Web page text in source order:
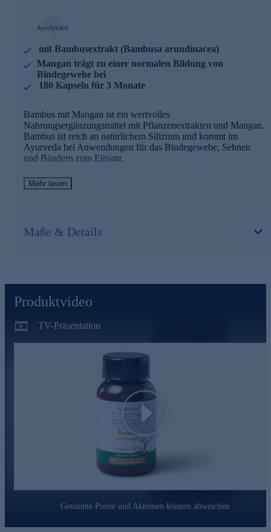
AyudaVital macht die Erfahrungen der ayurvedischen
AyudaVital ist es besonders wichtig, dass Sie genau wissen,
was Sie einnehmen. Deshalb folgt jedes Produkt dem
Prinzip der stringenten Einfachheit: Ein pflanzlicher
Hauptinhaltsstoff, ein ergänzender Mikronährstoff. Nicht
Bestellen Sie gleich hier ganz bequem im Onlineshop.
mit Bambusextrakt (Bambusa arundinacea)
Mangan trägt zu einer normalen Bildung von
Bindegewebe bei
180 Kapseln für 3 Monate
Bambus mit Mangan ist ein wertvolles
Nahrungsergänzungsmittel mit Pflanzenextrakten und Mangan.
Bambus ist reich an natürlichem Silizium und kommt im
Ayurveda bei Anwendungen für das Bindegewebe, Sehnen
und Bändern zum Einsatz.
Bambus mit Mangan - Zutaten und Wirkstoffe
Mangan - 0,5 mg pro Tagesdosis
Mangan trägt zu einer normalen Bildung von Bindegewebe
AyudaVital macht die Erfahrungen der ayurvedischen
Pflanzenlehre für den Alltag nutzbar. Dem Team von
AyudaVital ist es besonders wichtig, dass Sie genau wissen,
was Sie einnehmen. Deshalb folgt jedes Produkt dem Prinzip
der stringenten Einfachheit: Ein pflanzlicher Hauptinhaltsstoff,
ein ergänzender Mikronährstoff. Nicht mehr. Was keinen
Bestellen Sie gleich hier ganz bequem im Onlineshop.
Mehr lesen
Maße & Details
Produktvideo
TV-Präsentation
Play
Genannte Preise und Aktionen können abweichen